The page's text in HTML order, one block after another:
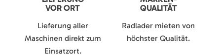
VOR ORT
Lieferung aller
Maschinen direkt zum
Einsatzort.
QUALITÄT
Radlader mieten von
höchster Qualität.